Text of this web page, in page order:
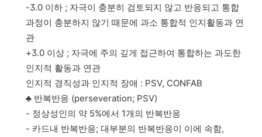
-3.0 이하 ; 자극이 충분히 검토되지 않고 반응되고 통합
과정이 충분하지 않기 때문에 과소 통합적 인지활동과 연
관
+3.0 이상 ; 자극에 주의 깊게 접근하여 통합하는 과도한
인지적 활동과 연관
인지적 경직성과 인지적 장애 : PSV, CONFAB
♣ 반복반응 (perseveration; PSV)
- 정상성인의 약 5%에서 1개의 반복반응
- 카드내 반복반응; 대부분의 반복반응이 이에 속함,